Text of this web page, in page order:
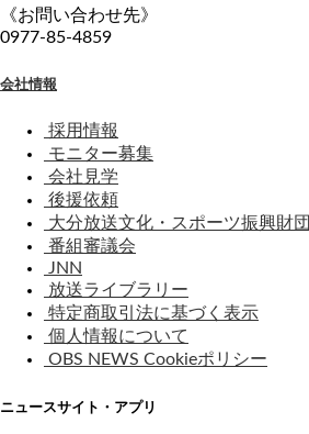
《お問い合わせ先》
0977-85-4859
会社情報
採用情報
モニター募集
会社見学
後援依頼
大分放送文化・スポーツ振興財団
番組審議会
JNN
放送ライブラリー
特定商取引法に基づく表示
個人情報について
OBS NEWS Cookieポリシー
ニュースサイト・アプリ